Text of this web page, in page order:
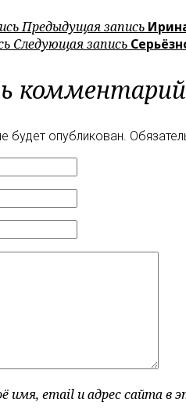
Предыдущая запись
Следующая запись
комментарий
будет опубликован.
имя, email и адрес сайта в